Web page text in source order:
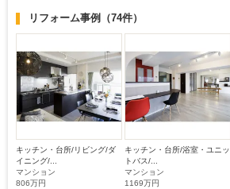
リフォーム事例 （74件）
キッチン・台所/リビング/ダ
イニング/...
マンション
806万円
キッチン・台所/浴室・ユニッ
トバス/...
マンション
1169万円